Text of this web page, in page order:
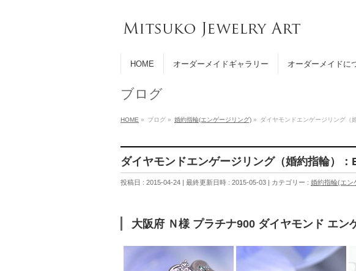
HOME オーダーメイドギャラリー オーダーメイドに
ブログ
HOME » ブログ » 婚約指輪(エンゲージリング) » ダイヤモンドエンゲージリング（
ダイヤモンドエンゲージリング（婚約指輪）：
投稿日 : 2015-04-24 最終更新日時 : 2015-05-03 カテゴリー : 婚約指輪(エン
大阪府 Ｎ様 プラチナ900 ダイヤモンド エン